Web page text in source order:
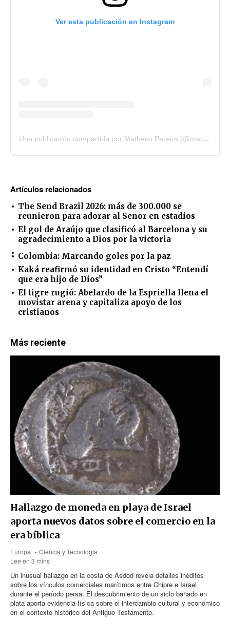
Ver esta publicación en Instagram
Una publicación compartida por Matheus Pereira (@matheuspereira)
Artículos relacionados
The Send Brazil 2026: más de 300.000 se
reunieron para adorar al Señor en estadios
El gol de Araújo que clasificó al Barcelona y su
agradecimiento a Dios por la victoria
Colombia: Marcando goles por la paz
Kaká reafirmó su identidad en Cristo “Entendí
que era hijo de Dios”
El tigre rugió: Abelardo de la Espriella llena el
movistar arena y capitaliza apoyo de los
cristianos
Más reciente
Hallazgo de moneda en playa de Israel
aporta nuevos datos sobre el comercio en la
era bíblica
Europa
Ciencia y Tecnología
Lee en 3 mins
Un inusual hallazgo en la costa de Asdod revela detalles inéditos
sobre los vínculos comerciales marítimos entre Chipre e Israel
durante el período persa. El descubrimiento de un siclo bañado en
plata aporta evidencia física sobre el intercambio cultural y económico
en el contexto histórico del Antiguo Testamento.